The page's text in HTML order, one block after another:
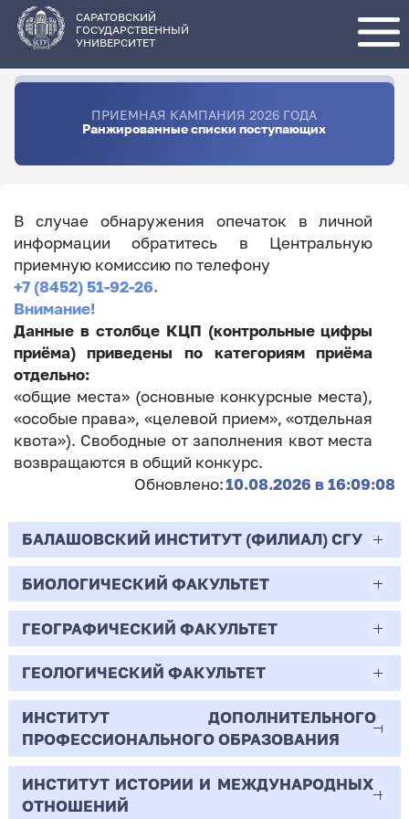
основному
содержанию
САРАТОВСКИЙ
ГОСУДАРСТВЕННЫЙ
УНИВЕРСИТЕТ
ПРИЕМНАЯ КАМПАНИЯ 2026 ГОДА
Ранжированные списки поступающих
В случае обнаружения опечаток в личной
информации обратитесь в Центральную
приемную комиссию по телефону
+7 (8452) 51-92-26.
Внимание!
Данные в столбце КЦП (контрольные цифры
приёма) приведены по категориям приёма
отдельно:
«общие места» (основные конкурсные места),
«особые права», «целевой прием», «отдельная
квота»). Свободные от заполнения квот места
возвращаются в общий конкурс.
Обновлено:10.08.2026 в 16:09:08
БАЛАШОВСКИЙ ИНСТИТУТ (ФИЛИАЛ) СГУ
44.03.02
Психолого-педагогическое образование
Очная | Бакалавр
Всего бюджетных мест - 10
Бюджет/
Общие места
Профиль: Практическая
психология образования
БИОЛОГИЧЕСКИЙ ФАКУЛЬТЕТ
06.03.01
Биология
Очная | Бакалавр
Всего бюджетных мест - 50
Бюджет/Общие места
ГЕОГРАФИЧЕСКИЙ ФАКУЛЬТЕТ
05.03.02
География
Очная | Бакалавр
Всего бюджетных мест - 15
ГЕОЛОГИЧЕСКИЙ ФАКУЛЬТЕТ
05.03.01
Геология
Очная | Бакалавр
ИНСТИТУТ ДОПОЛНИТЕЛЬНОГО
ПРОФЕССИОНАЛЬНОГО ОБРАЗОВАНИЯ
38.03.02
ИНСТИТУТ ИСТОРИИ И МЕЖДУНАРОДНЫХ
ОТНОШЕНИЙ